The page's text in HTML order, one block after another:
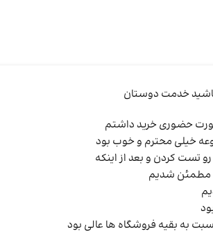
خدمت دوستان
حضوری خرید داشتم
خیلی محترم و خوب بود
تست کردن و بعد از اینکه
مطمئن شدیم
به بقیه فروشگاه ها عالی بود